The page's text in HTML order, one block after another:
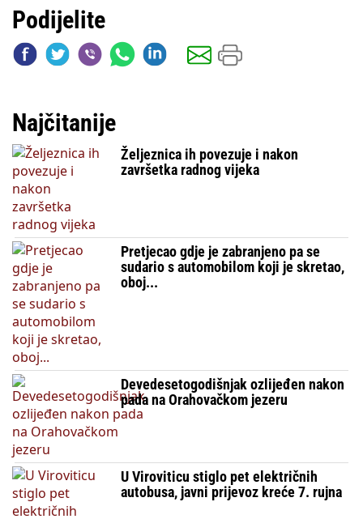
Podijelite
Najčitanije
Željeznica ih povezuje i nakon
završetka radnog vijeka
Pretjecao gdje je zabranjeno pa se
sudario s automobilom koji je skretao,
oboj...
Devedesetogodišnjak ozlijeđen nakon
pada na Orahovačkom jezeru
U Viroviticu stiglo pet električnih
autobusa, javni prijevoz kreće 7. rujna